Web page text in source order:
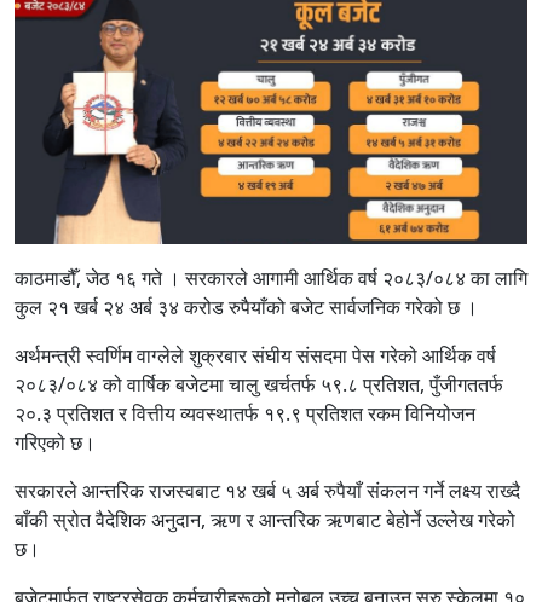
काठमाडौँ, जेठ १६ गते । सरकारले आगामी आर्थिक वर्ष २०८३/०८४ का लागि
कुल २१ खर्ब २४ अर्ब ३४ करोड रुपैयाँको बजेट सार्वजनिक गरेको छ ।
अर्थमन्त्री स्वर्णिम वाग्लेले शुक्रबार संघीय संसद‍मा पेस गरेको आर्थिक वर्ष
२०८३/०८४ को वार्षिक बजेटमा चालु खर्चतर्फ ५९.८ प्रतिशत, पुँजीगततर्फ
२०.३ प्रतिशत र वित्तीय व्यवस्थातर्फ १९.९ प्रतिशत रकम विनियोजन
गरिएको छ।
सरकारले आन्तरिक राजस्वबाट १४ खर्ब ५ अर्ब रुपैयाँ संकलन गर्ने लक्ष्य राख्दै
बाँकी स्रोत वैदेशिक अनुदान, ऋण र आन्तरिक ऋणबाट बेहोर्ने उल्लेख गरेको
छ।